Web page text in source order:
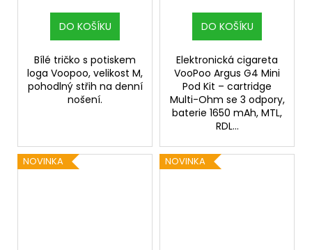
DO KOŠÍKU
Bílé tričko s potiskem
loga Voopoo, velikost M,
pohodlný střih na denní
nošení.
DO KOŠÍKU
Elektronická cigareta
VooPoo Argus G4 Mini
Pod Kit – cartridge
Multi-Ohm se 3 odpory,
baterie 1650 mAh, MTL,
RDL...
NOVINKA NOVINKA